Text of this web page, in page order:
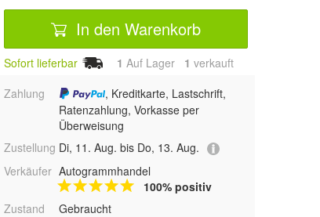
In den Warenkorb
Sofort lieferbar 1 Auf Lager 1 verkauft
Zahlung
, Kreditkarte, Lastschrift,
Ratenzahlung, Vorkasse per
Überweisung
Zustellung Di, 11. Aug. bis Do, 13. Aug.
Verkäufer Autogrammhandel
100% positiv
Zustand
Gebraucht